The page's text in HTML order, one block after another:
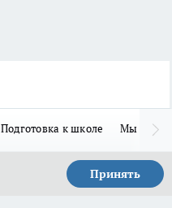
Подготовка к школе Мы в MAX
Принять